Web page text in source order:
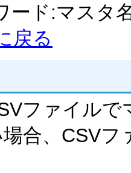
ード:マスタ
戻る
ファイル
合、CSV